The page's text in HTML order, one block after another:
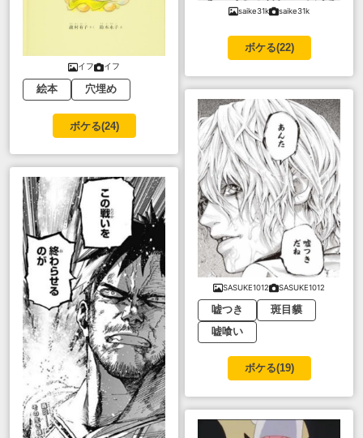
イフ イフ
絵本 穴埋め
ボケる(24)
saike31k saike31k
ボケる(22)
SASUKE1012 SASUKE1012
嘘つき
斑目貘
嘘喰い
ボケる(19)